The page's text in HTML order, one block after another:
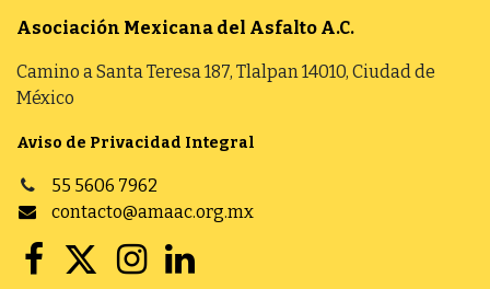
Asociación Mexicana del Asfalto A.C.
Camino a Santa Teresa 187, Tlalpan 14010, Ciudad de
México
Aviso de Privacidad Integral
55 5606 7962
contacto@amaac.org.mx